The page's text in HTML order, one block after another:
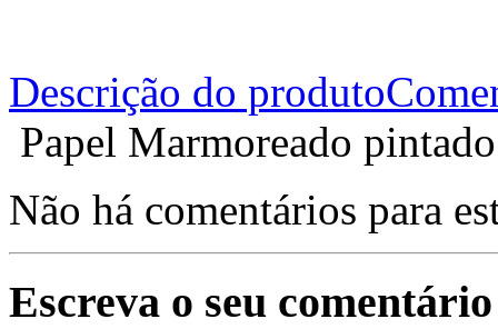
Descrição do produto
Papel Marmoreado
Não há comentários para
Escreva o seu comentário